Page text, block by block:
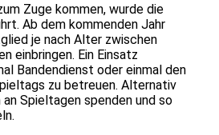
Zuge kommen, wurde die
Ab dem kommenden Jahr
je nach Alter zwischen
einbringen. Ein Einsatz
Bandendienst oder einmal den
zu betreuen. Alternativ
an Spieltagen spenden und so